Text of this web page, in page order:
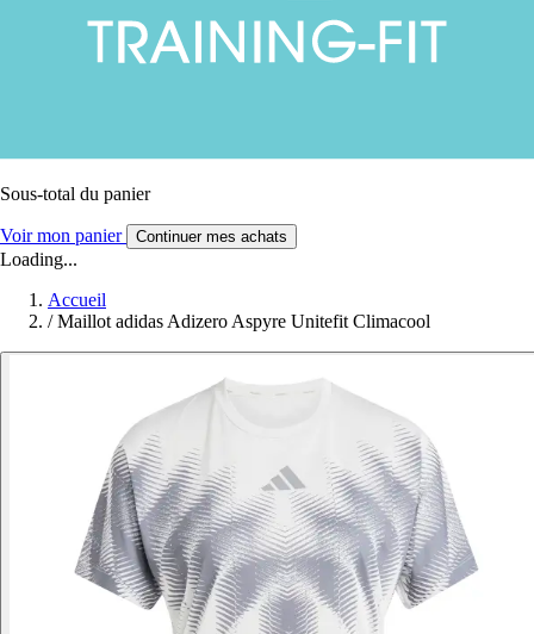
Sous-total du panier
Voir mon panier Continuer mes achats
Loading...
Accueil
/ Maillot adidas Adizero Aspyre Unitefit Climacool